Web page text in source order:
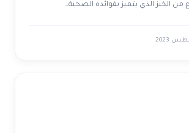
الخبز الذي يتميز بفوائده الصحية…